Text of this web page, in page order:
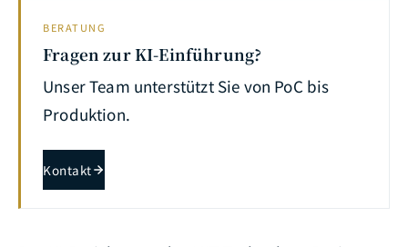
BERATUNG
Fragen zur KI-Einführung?
Unser Team unterstützt Sie von PoC bis
Produktion.
Kontakt